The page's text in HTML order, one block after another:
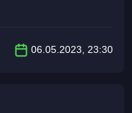
06.05.2023, 23:30